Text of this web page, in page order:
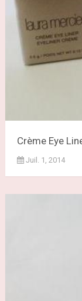
Crème Eye
Juil. 1, 2014